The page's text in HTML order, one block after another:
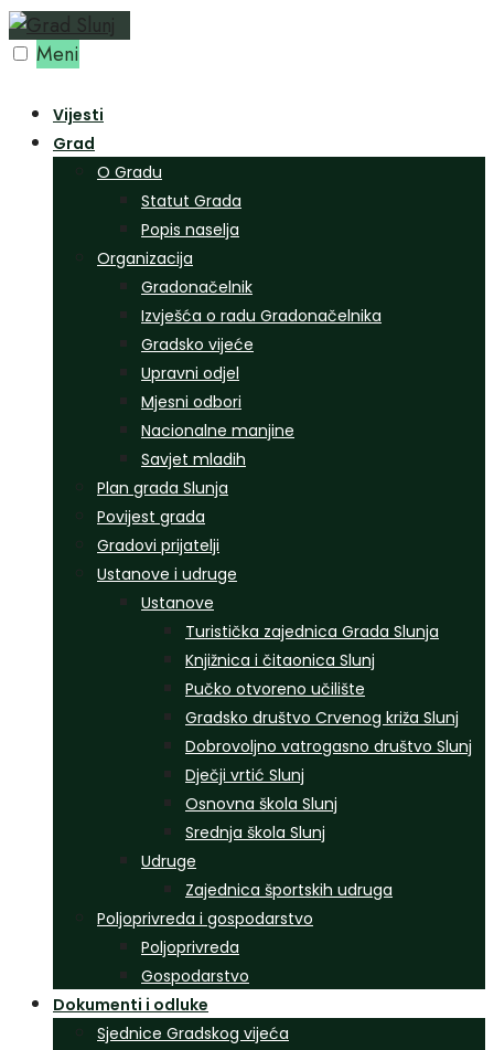
Preskoči
na Meni
Vijesti
Grad
O Gradu
Statut Grada
Popis naselja
Organizacija
Gradonačelnik
Izvješća o radu Gradonačelnika
Gradsko vijeće
Upravni odjel
Mjesni odbori
Nacionalne manjine
Savjet mladih
Plan grada Slunja
Povijest grada
Gradovi prijatelji
Ustanove i udruge
Ustanove
Turistička zajednica Grada Slunja
Knjižnica i čitaonica Slunj
Pučko otvoreno učilište
Gradsko društvo Crvenog križa Slunj
Dobrovoljno vatrogasno društvo Slunj
Dječji vrtić Slunj
Osnovna škola Slunj
Srednja škola Slunj
Udruge
Zajednica športskih udruga
Poljoprivreda i gospodarstvo
Poljoprivreda
Gospodarstvo
Dokumenti i odluke
Sjednice Gradskog vijeća